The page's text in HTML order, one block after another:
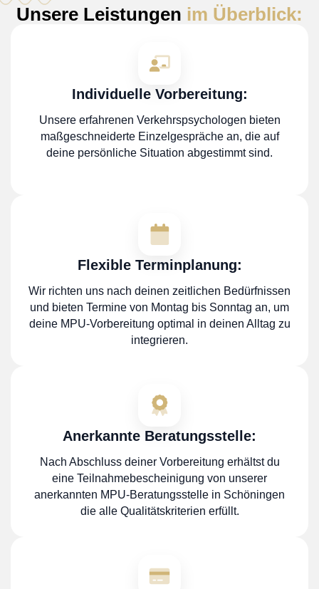
Unsere Leistungen im Überblick:
Individuelle Vorbereitung:
Unsere erfahrenen Verkehrspsychologen bieten
maßgeschneiderte Einzelgespräche an, die auf
deine persönliche Situation abgestimmt sind.
Flexible Terminplanung:
Wir richten uns nach deinen zeitlichen Bedürfnissen
und bieten Termine von Montag bis Sonntag an, um
deine MPU-Vorbereitung optimal in deinen Alltag zu
integrieren.
Anerkannte Beratungsstelle:
Nach Abschluss deiner Vorbereitung erhältst du
eine Teilnahmebescheinigung von unserer
anerkannten MPU-Beratungsstelle in Schöningen
die alle Qualitätskriterien erfüllt.